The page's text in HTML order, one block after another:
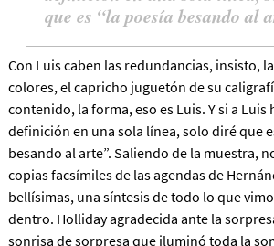
que es “la poesía besando al
Con Luis caben las redundancias, insisto,
colores, el capricho juguetón de su
contenido, la forma, eso es Luis. Y si a Luis
definición en una sola línea, solo diré que
besando al arte”. Saliendo de la muestra,
copias facsímiles de las agendas de
bellísimas, una síntesis de todo lo que
dentro. Holliday agradecida ante la
sonrisa de sorpresa que iluminó toda la